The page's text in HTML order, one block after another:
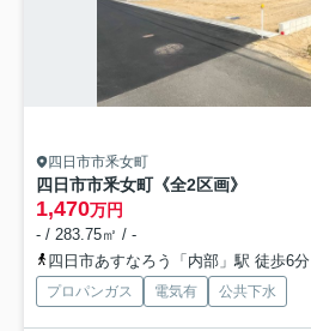
四日市市釆女町
四日市市釆女町《全2区画》
1,470万円
- / 283.75㎡ / -
四日市あすなろう「内部」駅 徒歩6分
プロパンガス 電気有 公共下水